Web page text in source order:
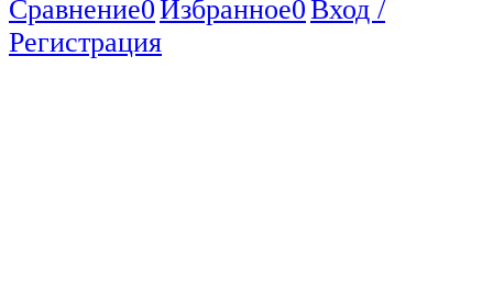
Сравнение0Избранное0Вход /
Регистрация